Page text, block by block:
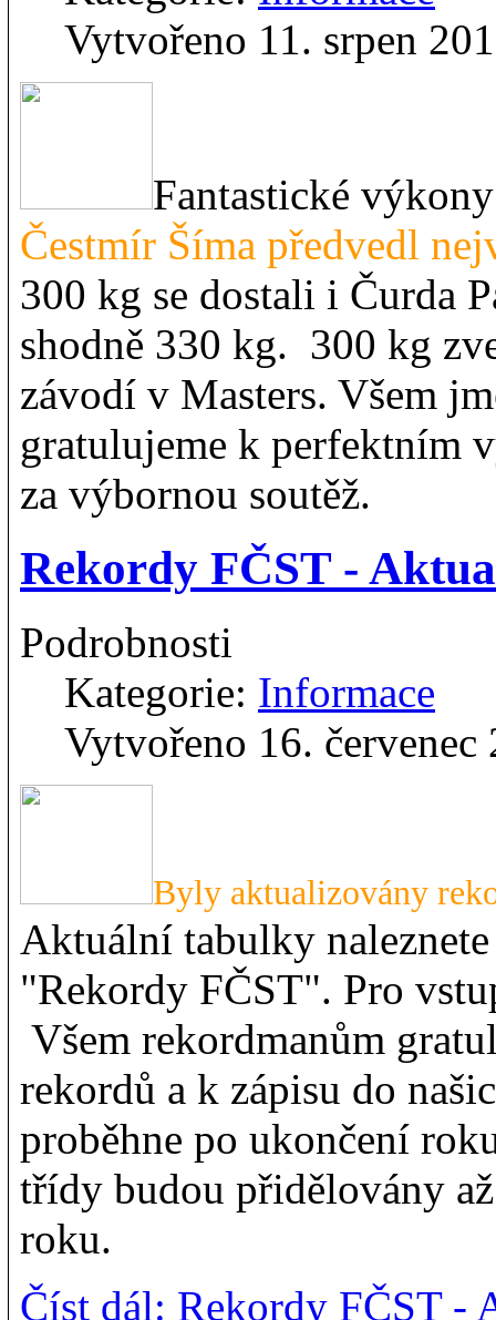
Vytvořeno 11. srpen
Fantastické
Čestmír Šíma předvedl
300 kg se dostali i Čurda
shodně 330 kg. 300 kg
závodí v Masters. Všem
gratulujeme k perfektním
za výbornou soutěž.
Rekordy FČST -
Podrobnosti
Kategorie: Informace
Vytvořeno 16. červenec
Byly aktualizovány
Aktuální tabulky
"Rekordy FČST". Pro
Všem rekordmanům
rekordů a k zápisu do
proběhne po ukončení
třídy budou přidělovány
roku.
Číst dál: Rekordy FČST -